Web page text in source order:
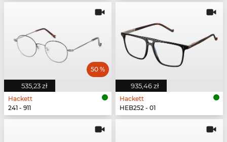
535,23 zł
50 %
Hackett
241 - 911
935,46 zł
Hackett
HEB252 - 01